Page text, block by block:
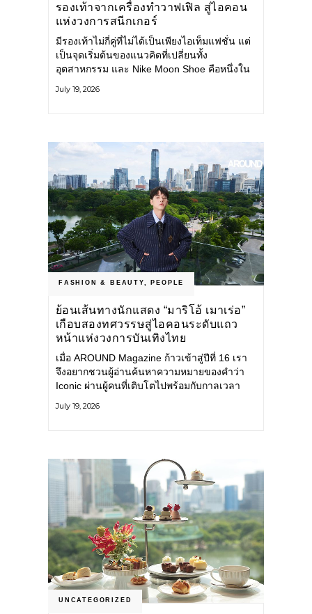
รองเท้าจากเครื่องทำวาฟเฟิล สู่ไอคอน
แห่งวงการสนีกเกอร์
มีรองเท้าไม่กี่คู่ที่ไม่ได้เป็นเพียงไอเท็มแฟชั่น แต่
เป็นจุดเริ่มต้นของแนวคิดที่เปลี่ยนทั้ง
อุตสาหกรรม และ Nike Moon Shoe คือหนึ่งใน
ศตวรรษก่อน กำลังกลับมาอีกครั้ง พร้อมพาเรื่อง
July 19, 2026
FASHION & BEAUTY, PEOPLE
ย้อนเส้นทางนักแสดง “มาริโอ้ เมาเร่อ”
เกือบสองทศวรรษสู่ไอคอนระดับแถว
หน้าแห่งวงการบันเทิงไทย
เมื่อ AROUND Magazine ก้าวเข้าสู่ปีที่ 16 เรา
จึงอยากชวนผู้อ่านค้นหาความหมายของคำว่า
Iconic ผ่านผู้คนที่เติบโตไปพร้อมกับกาลเวลา
คือ มาริโอ้ เมาเร่อ
July 19, 2026
UNCATEGORIZED